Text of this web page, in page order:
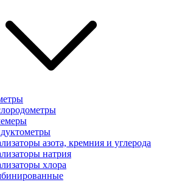
азота, кремния и углерода
натрия
хлора